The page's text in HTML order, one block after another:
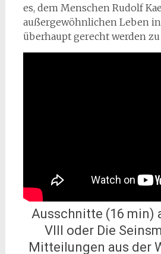
es, dem Menschen Rudolf
außergewöhnlichen Leben
überhaupt gerecht werden
Ausschnitte (16 min)
VIII oder Die
Mitteilungen aus der